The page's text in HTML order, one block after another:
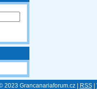
2023 Grancanariaforum.cz | RSS|